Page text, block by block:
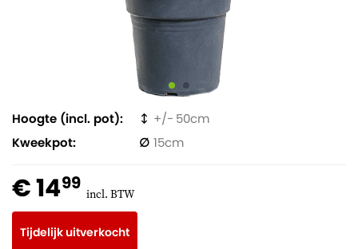
Hoogte (incl. pot)
50
Kweekpot
15
€ 1499 incl. BTW
Tijdelijk uitverkocht